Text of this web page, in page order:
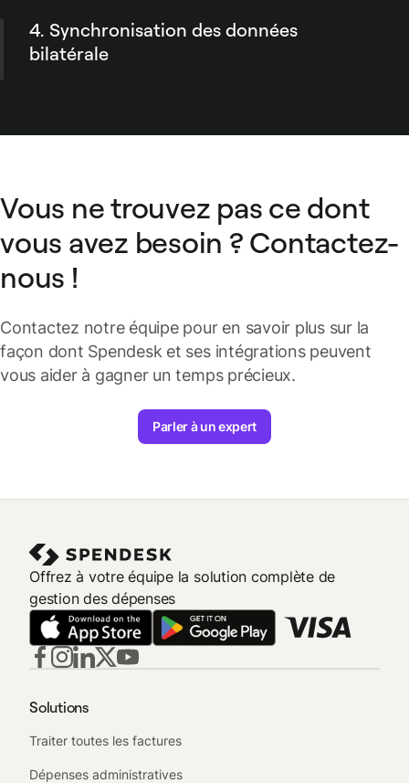
automatiquement avec son paiement. Plus
besoin de traitement manuel.
4. Synchronisation des données
bilatérale
Vous ne trouvez pas ce dont
vous avez besoin ? Contactez-
nous !
Contactez notre équipe pour en savoir plus sur la
façon dont Spendesk et ses intégrations peuvent
vous aider à gagner un temps précieux.
Parler à un expert
Offrez à votre équipe la solution complète de
gestion des dépenses
Solutions
Traiter toutes les factures
Dépenses administratives